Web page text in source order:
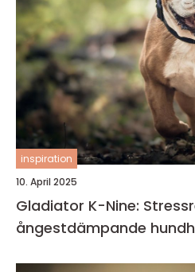
inspiration
10. April 2025
Gladiator K-Nine:
ångestdämpande